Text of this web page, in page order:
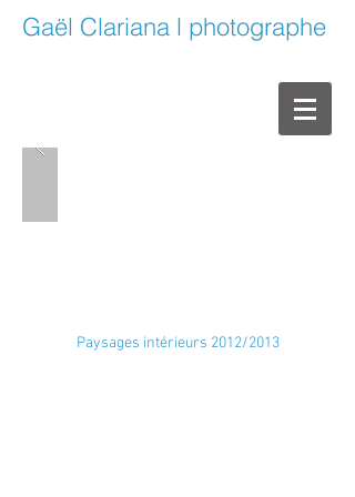
Gaël Clariana l photographe
Paysages intérieurs 2012/2013